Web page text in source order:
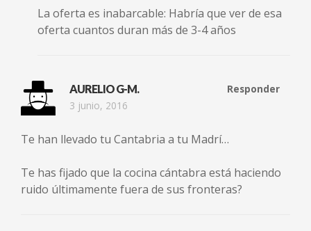
La oferta es inabarcable: Habría que ver de esa
oferta cuantos duran más de 3-4 años
AURELIO G-M.
3 junio, 2016
Responder
Te han llevado tu Cantabria a tu Madrí…
Te has fijado que la cocina cántabra está haciendo
ruido últimamente fuera de sus fronteras?